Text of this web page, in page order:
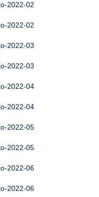
2022-02
2022-02
2022-03
2022-03
2022-04
2022-04
2022-05
2022-05
2022-06
2022-06